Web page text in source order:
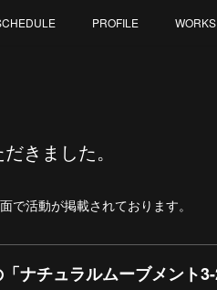
PROFILE WORKS
きました。
で活動が掲載されております。